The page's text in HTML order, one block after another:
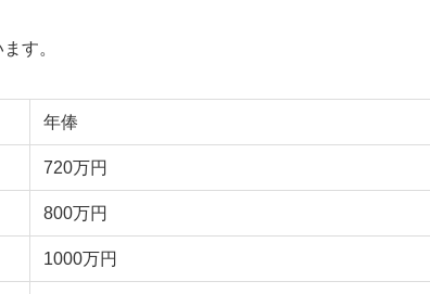
す。
年俸
720万円
800万円
1000万円